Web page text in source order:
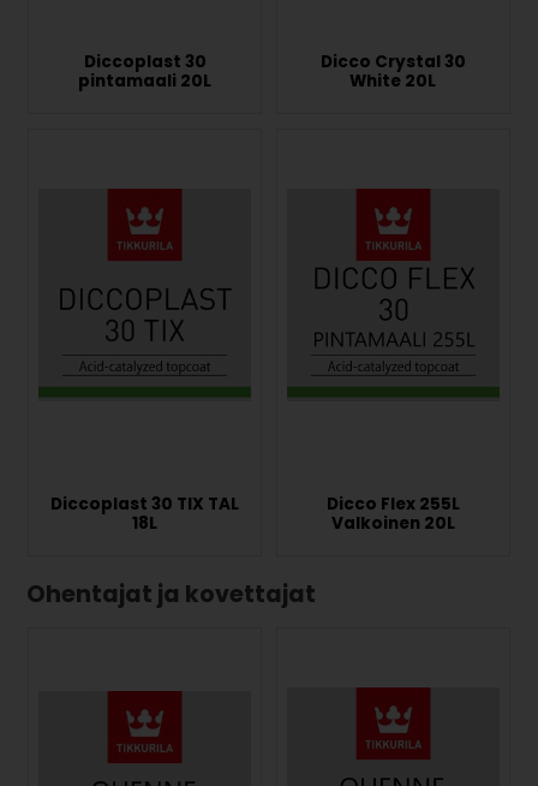
Diccoplast 30
pintamaali 20L
Dicco Crystal 30
White 20L
Diccoplast 30 TIX TAL
18L
Dicco Flex 255L
Valkoinen 20L
Ohentajat ja kovettajat